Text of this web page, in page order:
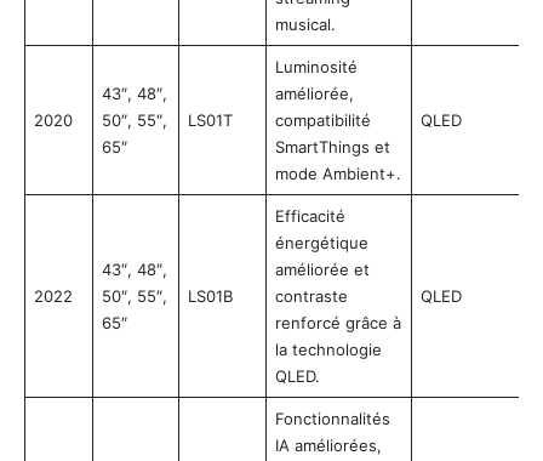
musical.
2020
43″, 48″,
50″, 55″,
65″
LS01T
Luminosité
améliorée,
compatibilité
SmartThings et
mode Ambient+.
QLED
2022
43″, 48″,
50″, 55″,
65″
LS01B
Efficacité
énergétique
améliorée et
contraste
renforcé grâce à
la technologie
QLED.
QLED
Fonctionnalités
IA améliorées,